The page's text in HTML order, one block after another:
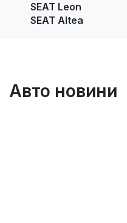
SEAT Leon
SEAT Altea
Авто новини